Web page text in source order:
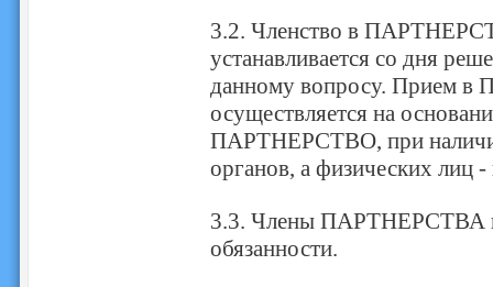
3.2. Членство в
устанавливается со дня
данному вопросу. Прием
осуществляется на
ПАРТНЕРСТВО, при
органов, а физических лиц -
3.3. Члены ПАРТНЕРСТВА
обязанности.